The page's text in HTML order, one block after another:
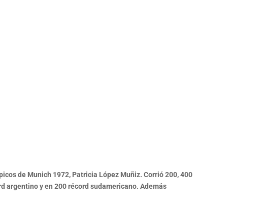
de Munich 1972, Patricia López Muñiz. Corrió 200, 400
argentino y en 200 récord sudamericano. Además